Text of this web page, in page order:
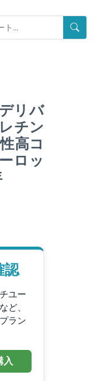
リバ
チン
高コ
ロッ
認
ユー
ど、
ラン
入